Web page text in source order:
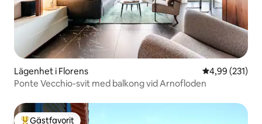
Lägenhet i Florens 4,99 av 5 i
4,99 (231)
Ponte Vecchio-svit med balkong vid Arnofloden
Gästfavorit